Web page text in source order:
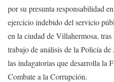
por su presunta responsabilidad
ejercicio indebido del servicio
en la ciudad de Villahermosa,
trabajo de análisis de la Policía
las indagatorias que desarrolla la
Combate a la Corrupción.